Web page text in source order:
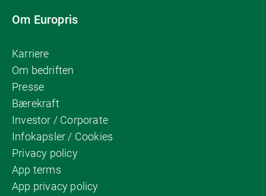
Om Europris
Karriere
Om bedriften
Presse
Bærekraft
Investor / Corporate
Infokapsler / Cookies
Privacy policy
App terms
App privacy policy